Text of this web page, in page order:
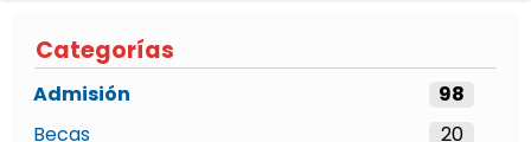
Categorías
Admisión
98
Becas
20